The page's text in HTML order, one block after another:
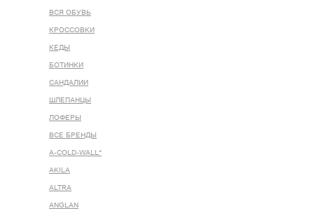
ВСЯ ОБУВЬ
КРОССОВКИ
КЕДЫ
БОТИНКИ
САНДАЛИИ
ШЛЕПАНЦЫ
ЛОФЕРЫ
ВСЕ БРЕНДЫ
A-COLD-WALL*
AKILA
ALTRA
ANGLAN